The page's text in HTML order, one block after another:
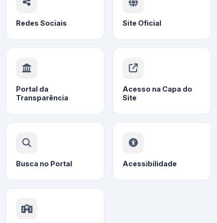
Redes Sociais Site Oficial
Portal da
Transparência
Acesso na Capa do
Site
Busca no Portal Acessibilidade